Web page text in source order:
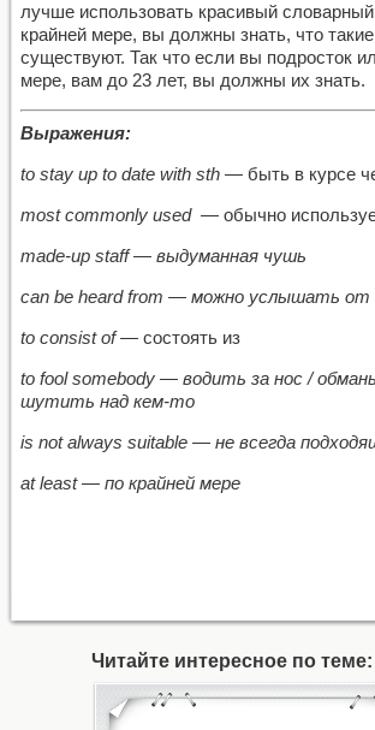
лучше использовать красивый
крайней мере, вы должны знать, что
существуют. Так что если вы подросток
мере, вам до 23 лет, вы должны их знать.
Выражения:
to stay up to date with sth — быть в курсе
most commonly used— обычно
made-up staff— выдуманная чушь
can be heard from — можно услышать от
to consist of — состоять из
to fool somebody — водить за нос /
шутить над кем-то
is not always suitable — не всегда
at least— по крайней мере
Читайте интересное по теме: